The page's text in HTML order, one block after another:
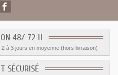
48/ 72 H
à 3 jours en moyenne (hors livraison)
SÉCURISÉ